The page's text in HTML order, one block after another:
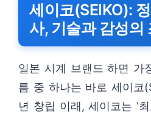
세이코(SEIKO):
사, 기술과 감성의
일본 시계 브랜드 하면 가
름 중 하나는 바로 세이코
년 창립 이래, 세이코는 ‘